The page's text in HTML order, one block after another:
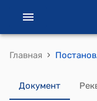
Главная ›
Документ